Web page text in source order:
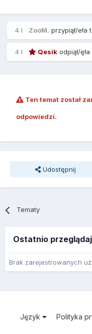
4 l ZooM. przypiął/eła
4 l Qesik odpiął/
Ten temat został
odpowiedzi.
Udostępnij
Tematy
Ostatnio
Brak zarejestrowanych
Język Polityka